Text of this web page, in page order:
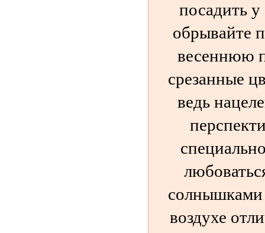
посадить
обрывайте
весеннюю
срезанные
ведь
солнышками
воздухе